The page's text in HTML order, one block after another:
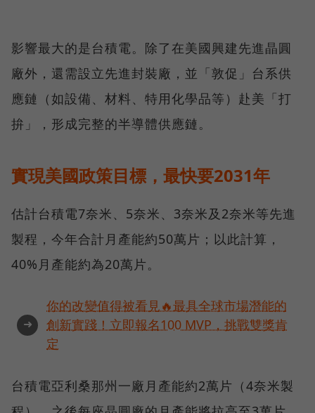
影響最大的是台積電。除了在美國興建先進晶圓
廠外，還需設立先進封裝廠，並「敦促」台系供
應鏈（如設備、材料、特用化學品等）赴美「打
拚」，形成完整的半導體供應鏈。
實現美國政策目標，最快要2031年
估計台積電7奈米、5奈米、3奈米及2奈米等先進
製程，今年合計月產能約50萬片；以此計算，
40%月產能約為20萬片。
➜
你的改變值得被看見🔥最具全球市場潛能的
創新實踐！立即報名100 MVP，挑戰雙獎肯
定
台積電亞利桑那州一廠月產能約2萬片（4奈米製